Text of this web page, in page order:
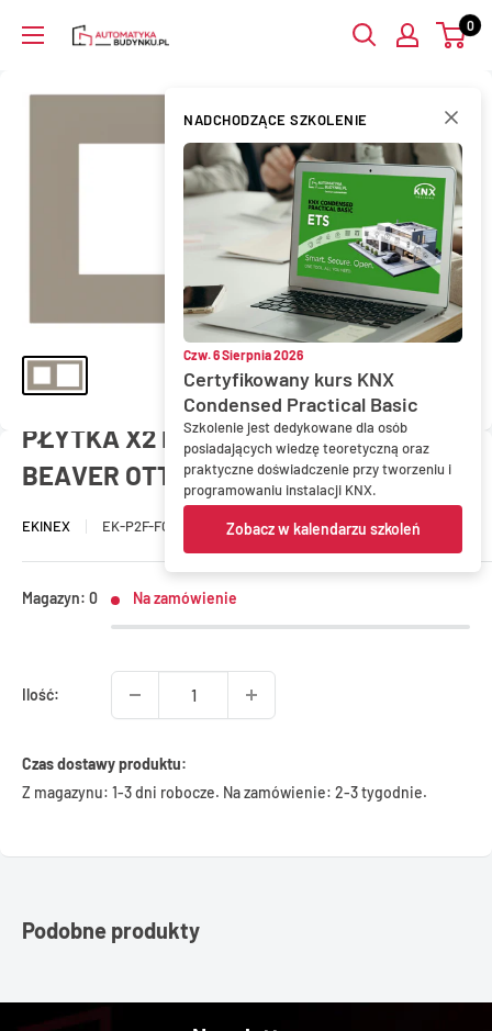
AutomatykaBudynku.pl 0
NADCHODZĄCE SZKOLENIE
Czw. 6 Sierpnia 2026
Certyfikowany kurs KNX
Condensed Practical Basic
Szkolenie jest dedykowane dla osób
posiadających wiedzę teoretyczną oraz
praktyczne doświadczenie przy tworzeniu i
programowaniu instalacji KNX.
Zobacz w kalendarzu szkoleń
PŁYTKA X2 FENIX 45X45+60X60
BEAVER OTTAWA
EKINEX EK-P2F-FCO
Magazyn: 0 Na zamówienie
Ilość:
Czas dostawy produktu:
Z magazynu: 1-3 dni robocze. Na zamówienie: 2-3 tygodnie.
Podobne produkty